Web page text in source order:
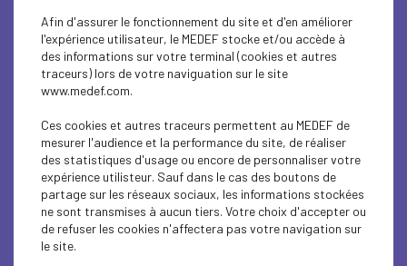
familiale — autant de sujets qui, bien souvent, ne sont que
très rarement adressés aux hommes dans l’exercice de
leurs responsabilités.
En inversant les rôles, ce format vise à mettre en lumière,
de manière accessible et parfois surprenante, les biais
encore présents dans notre regard collectif sur le
leadership et la place des femmes dans les fonctions de
direction.
Au-delà de l’exercice, l’objectif est avant tout pédagogique
: susciter la réflexion, encourager la prise de conscience
et contribuer à faire évoluer les pratiques et les
mentalités.
Afin d'assurer le fonctionnement du site et d'en améliorer
l'expérience utilisateur, le MEDEF stocke et/ou accède à
des informations sur votre terminal (cookies et autres
traceurs) lors de votre naviguation sur le site
www.medef.com.
Ces cookies et autres traceurs permettent au MEDEF de
mesurer l'audience et la performance du site, de réaliser
des statistiques d'usage ou encore de personnaliser votre
expérience utilisteur. Sauf dans le cas des boutons de
partage sur les réseaux sociaux, les informations stockées
ne sont transmises à aucun tiers. Votre choix d'accepter ou
de refuser les cookies n'affectera pas votre navigation sur
le site.